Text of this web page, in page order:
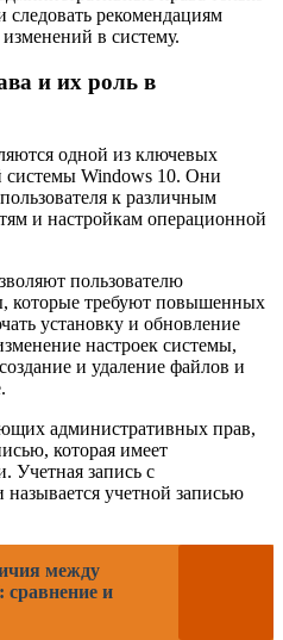
следовать рекомендациям
в систему.
и их роль в
одной из ключевых
системы Windows 10. Они
к различным
и настройкам операционной
пользователю
которые требуют повышенных
установку и обновление
настроек системы,
и удаление файлов и
административных прав,
которая имеет
Учетная запись с
учетной записью
между
и